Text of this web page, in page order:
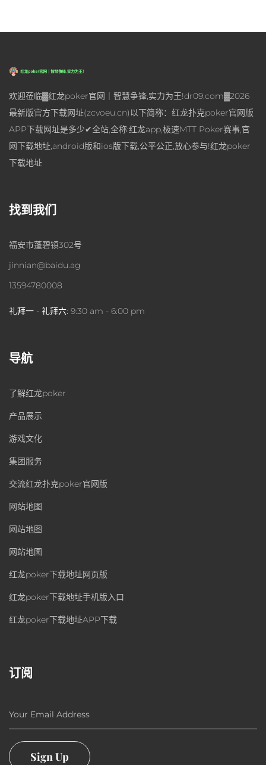
欢迎莅临▓红龙poker官网｜智慧争锋,实力为王!dr09.com▓2026
最新版官方下载网址(zcvoeu.cn)以下简称：红龙扑克poker官网版
APP下载网址是多少✔全站,全称:红龙app,极速MTT Poker赛事,官
网下载地址,android版和ios版下载,公平公正,放心参与!红龙poker
下载地址
找到我们
福安市蓬碧镇302号
jinnian@baidu.ag
13594780008
礼拜一 - 礼拜六: 9:30 am - 6:00 pm
导航
了解红龙poker
产品展示
游戏文化
集团服务
交流红龙扑克poker官网版
网站地图
网站地图
网站地图
红龙poker下载地址网页版
红龙poker下载地址手机版入口
红龙poker下载地址APP下载
订阅
Your Email Address
Sign Up